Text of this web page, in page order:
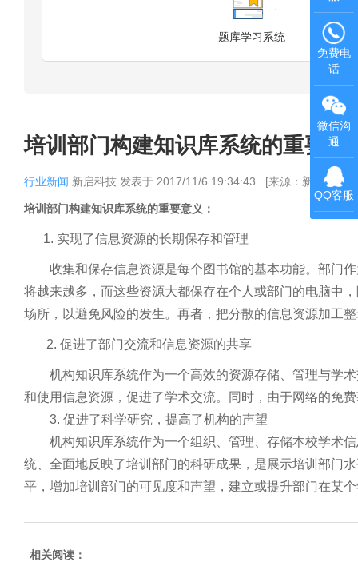
题库学习系统
培训部门构建知识库系统的重要意
行业新闻 新启科技 发表于 2017/11/6 19:34:43 [来源：新启科技]
培训部门构建知识库系统的重要意义：
1. 实现了信息资源的长期保存和管理
收集和保存信息资源是每个图书馆的基本功能。部门作
将越来越多，而这些资源大都保存在个人或部门的电脑中
场所，以避免风险的发生。再者，把分散的信息资源加工
2. 促进了部门交流和信息资源的共享
机构知识库系统作为一个高效的资源存储、管理与学术
和使用信息资源，促进了学术交流。同时，由于网络的免
3. 促进了科学研究，提高了机构的声望
机构知识库系统作为一个组织、管理、存储本校学术信
统、全面地反映了培训部门的科研成果，是展示培训部门
平，增加培训部门的可见度和声望，建立或提升部门在某
相关阅读：
免费电
话
微信沟
通
QQ客服